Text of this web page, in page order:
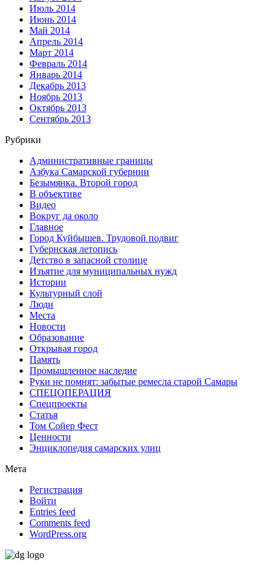
Июль 2014
Июнь 2014
Май 2014
Апрель 2014
Март 2014
Февраль 2014
Январь 2014
Декабрь 2013
Ноябрь 2013
Октябрь 2013
Сентябрь 2013
Рубрики
Административные границы
Азбука Самарской губернии
Безымянка. Второй город
В объективе
Видео
Вокруг да около
Главное
Город Куйбышев. Трудовой подвиг
Губернская летопись
Детство в запасной столице
Изъятие для муниципальных нужд
Истории
Культурный слой
Люди
Места
Новости
Образование
Открывая город
Память
Промышленное наследие
Руки не помнят: забытые ремесла старой Самары
СПЕЦОПЕРАЦИЯ
Спецпроекты
Статья
Том Сойер Фест
Ценности
Энциклопедия самарских улиц
Мета
Регистрация
Войти
Entries feed
Comments feed
WordPress.org